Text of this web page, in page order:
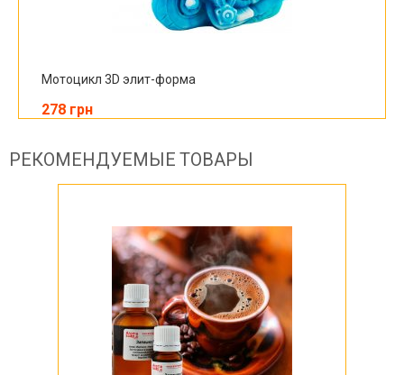
Мотоцикл 3D элит-форма
278 грн
РЕКОМЕНДУЕМЫЕ ТОВАРЫ